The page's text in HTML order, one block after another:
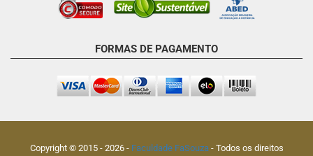
FORMAS DE PAGAMENTO
Copyright © 2015 - 2026- Faculdade FaSouza- Todos os direitos